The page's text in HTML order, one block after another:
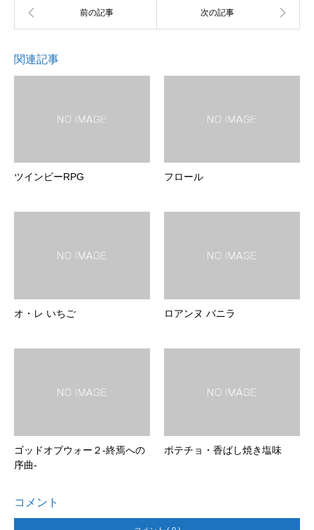
関連記事
ツインビーRPG フロール
オ・レ いちご ロアンヌ バニラ
ゴッドオブウォー２-終焉への
序曲-
ポテチョ・香ばし焼き塩味
コメント